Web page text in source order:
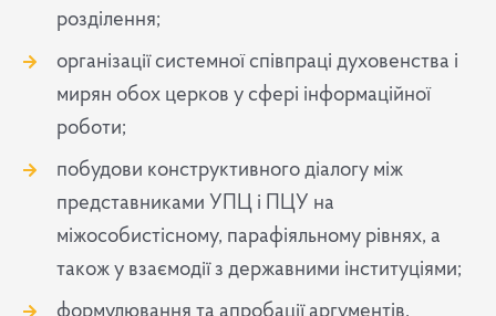
розділення;
організації системної співпраці духовенства і
мирян обох церков у сфері інформаційної
роботи;
побудови конструктивного діалогу між
представниками УПЦ і ПЦУ на
міжособистісному, парафіяльному рівнях, а
також у взаємодії з державними інституціями;